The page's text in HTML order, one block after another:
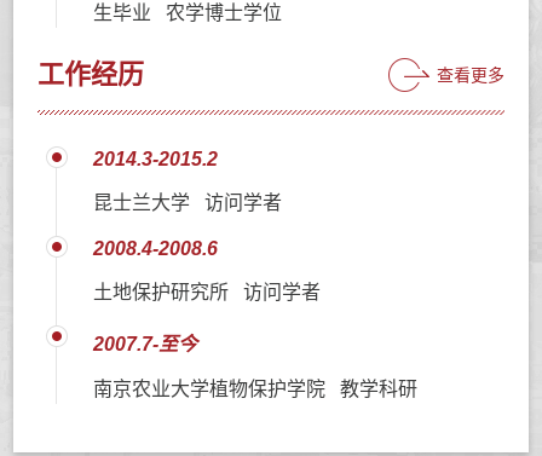
生毕业 农学博士学位
工作经历 查看更多
2014.3-2015.2
昆士兰大学 访问学者
2008.4-2008.6
土地保护研究所 访问学者
2007.7-至今
南京农业大学植物保护学院 教学科研